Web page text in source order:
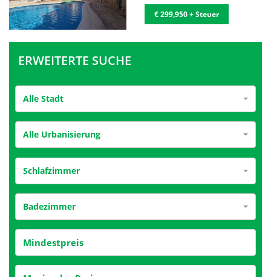
€ 299,950 + Steuer
ERWEITERTE SUCHE
Alle Stadt
Alle Urbanisierung
Schlafzimmer
Badezimmer